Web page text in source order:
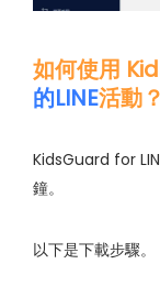
如何使用
的LINE活動？
KidsGuard for
鐘。
以下是下載步驟。